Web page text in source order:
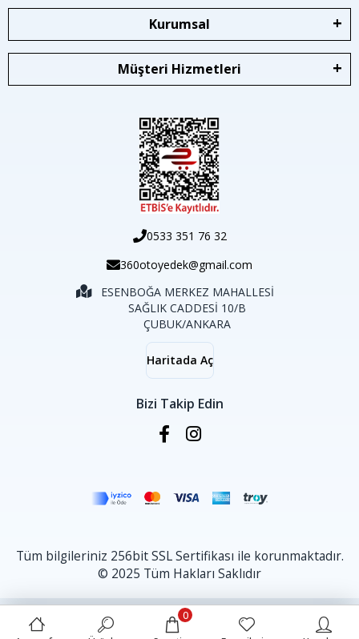
Kurumsal
Müşteri Hizmetleri
0533 351 76 32
360otoyedek@gmail.com
ESENBOĞA MERKEZ MAHALLESİ
SAĞLIK CADDESİ 10/B
ÇUBUK/ANKARA
Haritada Aç
Bizi Takip Edin
Tüm bilgileriniz 256bit SSL Sertifikası ile korunmaktadır.
© 2025 Tüm Hakları Saklıdır
0